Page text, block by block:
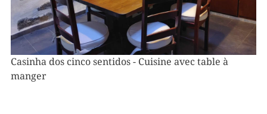
Casinha dos cinco sentidos - Cuisine avec table à
manger
Vorheriges
Bild